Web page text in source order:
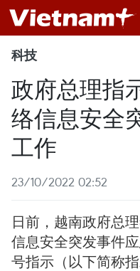
科技
政府总理指
络信息安全
工作
23/10/2022 02:52
日前，越南政府总
信息安全突发事件
号指示（以下简称指